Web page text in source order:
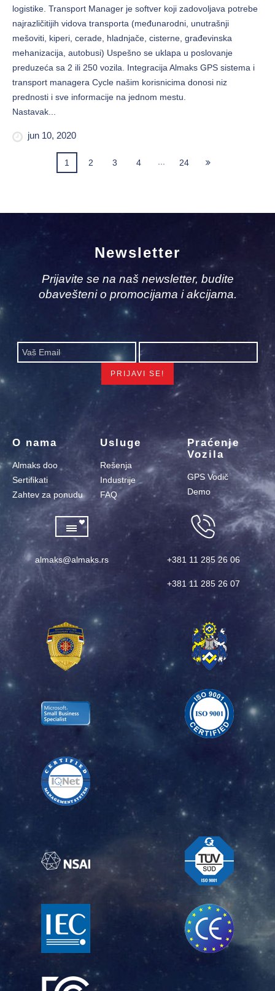
logistike. Transport Manager je softver koji zadovoljava potrebe
najrazličitijih vidova transporta (međunarodni, unutrašnji
mešoviti, kiperi, cerade, hladnjače, cisterne, građevinska
mehanizacija, autobusi) Uspešno se uklapa u poslovanje
preduzeća sa 2 ili 250 vozila. Integracija Almaks GPS sistema i
transport managera Cycle našim korisnicima donosi niz
prednosti i sve informacije na jednom mestu.
Nastavak...
jun 10, 2020
1 2 3 4 ... 24
Newsletter
Prijavite se na naš newsletter, budite
obavešteni o promocijama i akcijama.
O nama
Almaks doo
Sertifikati
Zahtev za ponudu
Usluge
Rešenja
Industrije
FAQ
Praćenje
Vozila
GPS Vodič
Demo
almaks@almaks.rs +381 11 285 26 06
+381 11 285 26 07